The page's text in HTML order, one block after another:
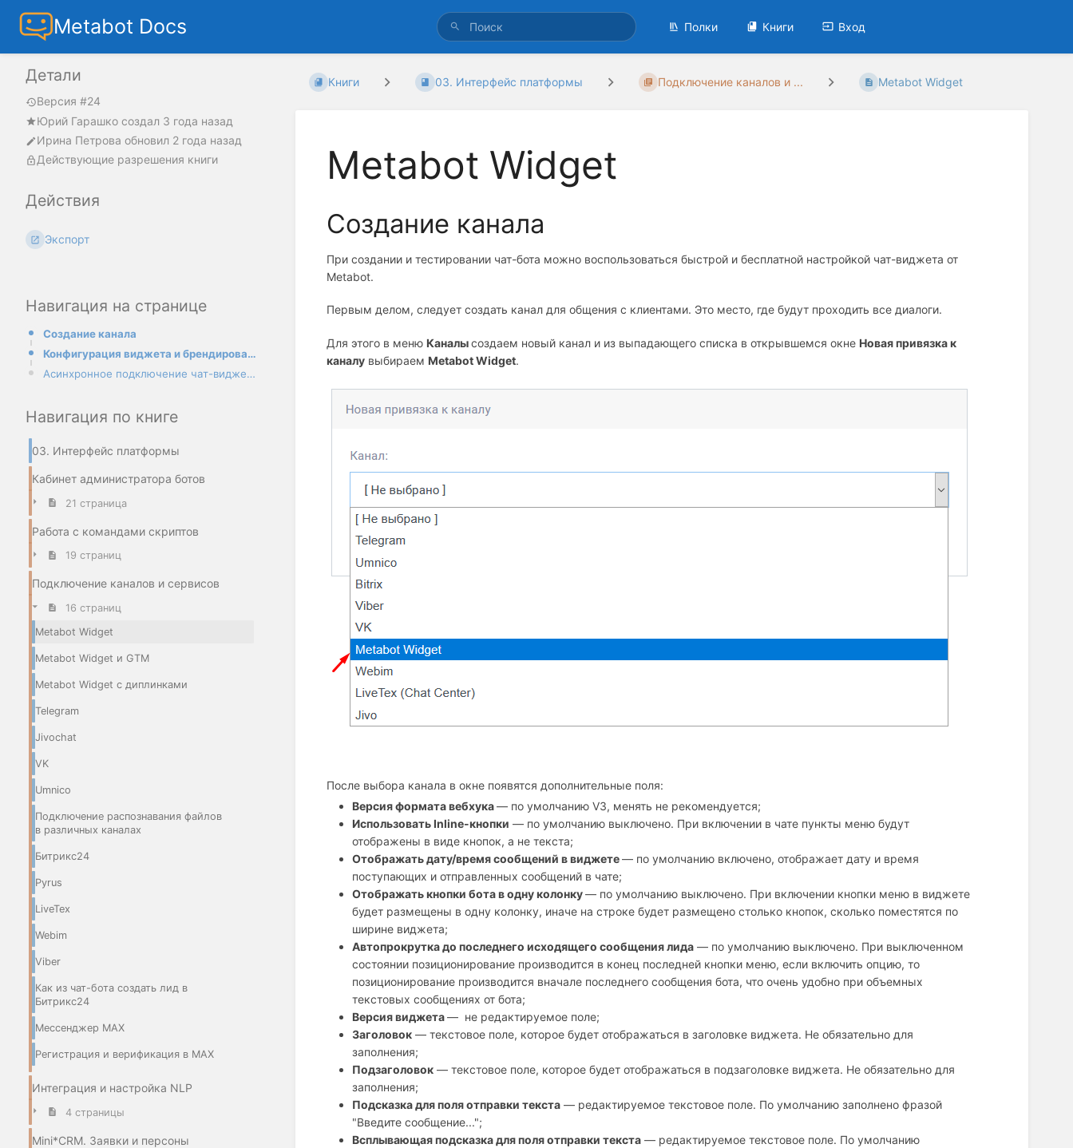
Metabot Docs Полки Книги Вход
Навигация на странице
Создание канала
Конфигурация виджета и брендирование
Асинхронное подключение чат-виджета
Навигация по книге
03. Интерфейс платформы
Кабинет администратора ботов
21 страница
Работа с командами скриптов
19 страниц
Подключение каналов и сервисов
16 страниц
Metabot Widget
Metabot Widget и GTM
Metabot Widget с диплинками
Telegram
Jivochat
VK
Umnico
Подключение распознавания файлов
в различных каналах
Битрикс24
Pyrus
LiveTex
Webim
Viber
Как из чат-бота создать лид в
Битрикс24
Мессенджер МАХ
Регистрация и верификация в МАХ
Интеграция и настройка NLP
4 страницы
Mini*CRM. Заявки и персоны
Книги 03. Интерфейс платформы Подключение каналов и ... Metabot Widget
Metabot Widget
Создание канала
При создании и тестировании чат-бота можно воспользоваться быстрой и бесплатной настройкой чат-виджета от
Metabot.
Первым делом, следует создать канал для общения с клиентами. Это место, где будут проходить все диалоги.
Для этого в меню Каналысоздаем новый канал и из выпадающего списка в открывшемся окне Новая привязка к
каналу выбираем Metabot Widget.
После выбора канала в окне появятся дополнительные поля:
Версия формата вебхука— по умолчанию V3, менять не рекомендуется;
Использовать Inline-кнопки — по умолчанию выключено. При включении в чате пункты меню будут
отображены в виде кнопок, а не текста;
Отображать дату/время сообщений в виджете— по умолчанию включено, отображает дату и время
поступающих и отправленных сообщений в чате;
Отображать кнопки бота в одну колонку— по умолчанию выключено. При включении кнопки меню в виджете
будет размещены в одну колонку, иначе на строке будет размещено столько кнопок, сколько поместятся по
ширине виджета;
Автопрокрутка до последнего исходящего сообщения лида — по умолчанию выключено. При выключенном
состоянии позиционирование производится в конец последней кнопки меню, если включить опцию, то
позиционирование производится вначале последнего сообщения бота, что очень удобно при объемных
текстовых сообщениях от бота;
Версия виджета— не редактируемое поле;
Заголовок — текстовое поле, которое будет отображаться в заголовке виджета. Не обязательно для
заполнения;
Подзаголовок — текстовое поле, которое будет отображаться в подзаголовке виджета. Не обязательно для
заполнения;
Подсказка для поля отправки текста — редактируемое текстовое поле. По умолчанию заполнено фразой
"Введите сообщение...";
Всплывающая подсказка для поля отправки текста — редактируемое текстовое поле. По умолчанию
Детали
Версия #24
Юрий Гарашко создал 3 года назад
Ирина Петрова обновил 2 года назад
Действующие разрешения книги
Действия
Экспорт